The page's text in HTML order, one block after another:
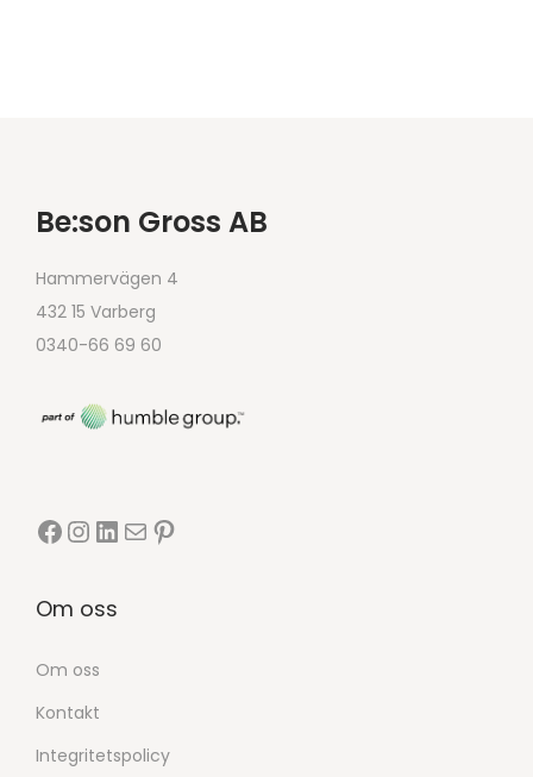
Be:son Gross AB
Hammervägen 4
432 15 Varberg
0340-66 69 60
Om oss
Om oss
Kontakt
Integritetspolicy